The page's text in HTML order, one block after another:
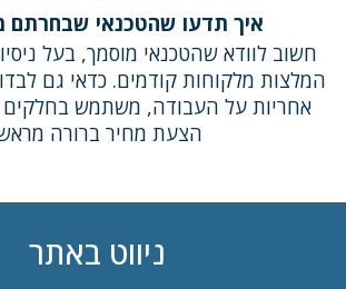
איך תדעו שהטכנאי שבחרתם
חשוב לוודא שהטכנאי מוסמך, בעל
המלצות מלקוחות קודמים. כדאי גם
אחריות על העבודה, משתמש בחלקים
הצעת מחיר ברורה
ניווט באתר